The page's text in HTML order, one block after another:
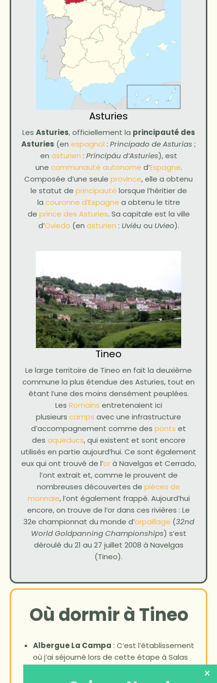
Asturies
Les Asturies, officiellement la principauté des
Asturies (en espagnol : Principado de Asturias ;
en asturien : Principáu d’Asturies), est
une communauté autonome d’Espagne.
Composée d’une seule province, elle a obtenu
le statut de principauté lorsque l’héritier de
la couronne d’Espagne a obtenu le titre
de prince des Asturies. Sa capitale est la ville
d’Oviedo (en asturien : Uviéu ou Uvieo).
Tineo
Le large territoire de Tineo en fait la deuxième
commune la plus étendue des Asturies, tout en
étant l’une des moins densément peuplées.
Les Romains entretenaient ici
plusieurs camps avec une infrastructure
d’accompagnement comme des ponts et
des aqueducs, qui existent et sont encore
utilisés en partie aujourd’hui. Ce sont également
eux qui ont trouvé de l’orà Navelgas et Cerrado,
l’ont extrait et, comme le prouvent de
nombreuses découvertes de pièces de
monnaie, l’ont également frappé. Aujourd’hui
encore, on trouve de l’or dans ces rivières : Le
32e championnat du monde d’orpaillage (32nd
World Goldpanning Championships) s’est
déroulé du 21 au 27 juillet 2008 à Navelgas
(Tineo).
Où dormir à Tineo
Albergue La Campa : C’est l’établissement
où j’ai séjourné lors de cette étape à Salas
Tulipan de Salas ). Reprise récemment, le
×